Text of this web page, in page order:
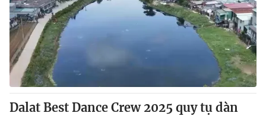
Dalat Best Dance Crew 2025 quy tụ dàn